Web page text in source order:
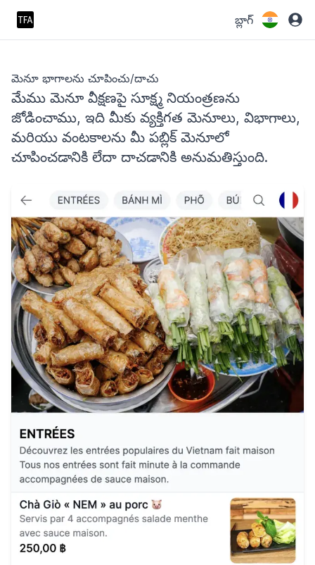
బ్లాగ్
మెనూ భాగాలను చూపించు/దాచు
మేము మెనూ వీక్షణపై సూక్ష్మ నియంత్రణను
జోడించాము, ఇది మీకు వ్యక్తిగత మెనూలు, విభాగాలు,
మరియు వంటకాలను మీ పబ్లిక్ మెనూలో
చూపించడానికి లేదా దాచడానికి అనుమతిస్తుంది.